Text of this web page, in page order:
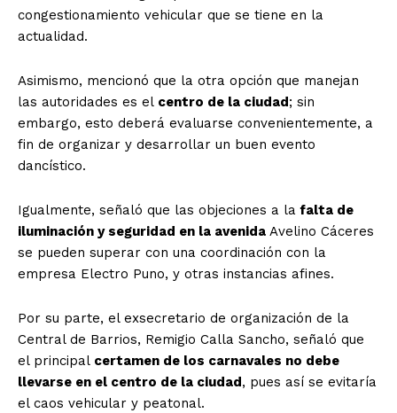
congestionamiento vehicular que se tiene en la
actualidad.
Asimismo, mencionó que la otra opción que manejan
las autoridades es el centro de la ciudad; sin
embargo, esto deberá evaluarse convenientemente, a
fin de organizar y desarrollar un buen evento
dancístico.
Igualmente, señaló que las objeciones a la falta de
iluminación y seguridad en la avenida Avelino Cáceres
se pueden superar con una coordinación con la
empresa Electro Puno, y otras instancias afines.
Por su parte, el exsecretario de organización de la
Central de Barrios, Remigio Calla Sancho, señaló que
el principal certamen de los carnavales no debe
llevarse en el centro de la ciudad, pues así se evitaría
el caos vehicular y peatonal.